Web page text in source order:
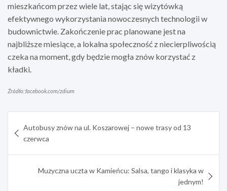
mieszkańcom przez wiele lat, stając się wizytówką
efektywnego wykorzystania nowoczesnych technologii w
budownictwie. Zakończenie prac planowane jest na
najbliższe miesiące, a lokalna społeczność z niecierpliwością
czeka na moment, gdy będzie mogła znów korzystać z
kładki.
Źródło: facebook.com/zdium
wpisu
Autobusy znów na ul. Koszarowej – nowe trasy od 13
czerwca
Muzyczna uczta w Kamieńcu: Salsa, tango i klasyka w
jednym!